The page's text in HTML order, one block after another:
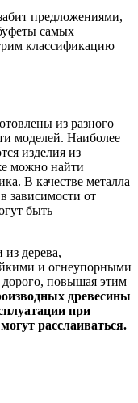
предложениями,
самых
классификацию
из разного
моделей. Наиболее
изделия из
можно найти
В качестве металла
зависимости от
быть
дерева,
и огнеупорными
повышая этим
древесины
при
расслаиваться.